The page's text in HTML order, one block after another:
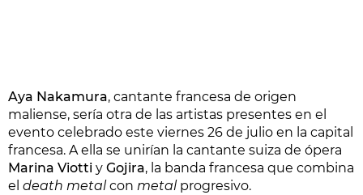
Aya Nakamura, cantante francesa de origen
maliense, sería otra de las artistas presentes en el
evento celebrado este viernes 26 de julio en la capital
francesa. A ella se unirían la cantante suiza de ópera
Marina Viotti y Gojira, la banda francesa que combina
el death metalcon metal progresivo.